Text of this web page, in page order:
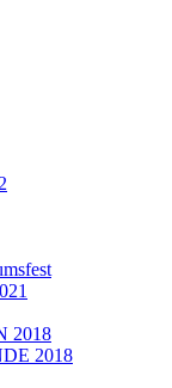
2018
2018